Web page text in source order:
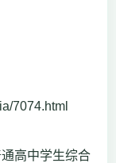
7074.html
高中学生综合